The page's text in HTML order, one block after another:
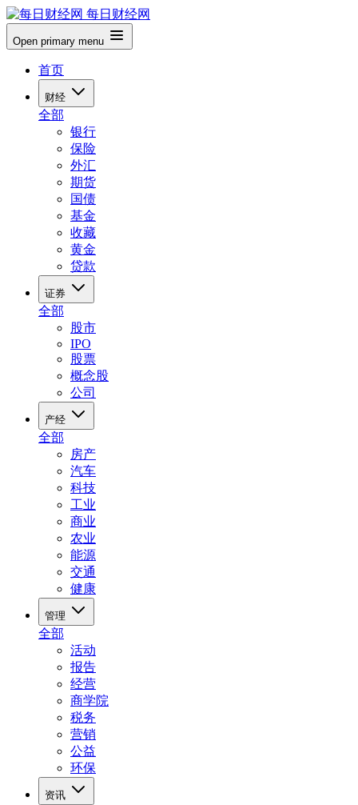
每日财经网
Open primary menu
首页
财经
全部
银行
保险
外汇
期货
国债
基金
收藏
黄金
贷款
证券
全部
股市
IPO
股票
概念股
公司
产经
全部
房产
汽车
科技
工业
商业
农业
能源
交通
健康
管理
全部
活动
报告
经营
商学院
税务
营销
公益
环保
资讯